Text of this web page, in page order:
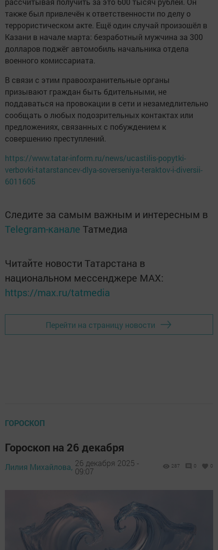
также был привлечён к ответственности по делу о
террористическом акте. Ещё один случай произошёл в
Казани в начале марта: безработный мужчина за 300
долларов поджёг автомобиль начальника отдела
военного комиссариата.
В связи с этим правоохранительные органы
призывают граждан быть бдительными, не
поддаваться на провокации в сети и незамедлительно
сообщать о любых подозрительных контактах или
предложениях, связанных с побуждением к
совершению преступлений.
https://www.tatar-inform.ru/news/ucastilis-popytki-
verbovki-tatarstancev-dlya-soverseniya-teraktov-i-diversii-
6011605
Следите за самым важным и интересным в
Telegram-канале Татмедиа
Читайте новости Татарстана в
национальном мессенджере MАХ:
https://max.ru/tatmedia
Перейти на страницу новости
ГОРОСКОП
Гороскоп на 26 декабря
Лилия Михайлова, 26 декабря 2025 -
09:07
287 0 0